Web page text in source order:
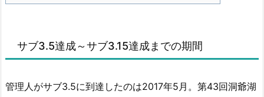
サブ3.5達成～サブ3.15達成までの期間
管理人がサブ3.5に到達したのは2017年5月。第43回洞爺湖